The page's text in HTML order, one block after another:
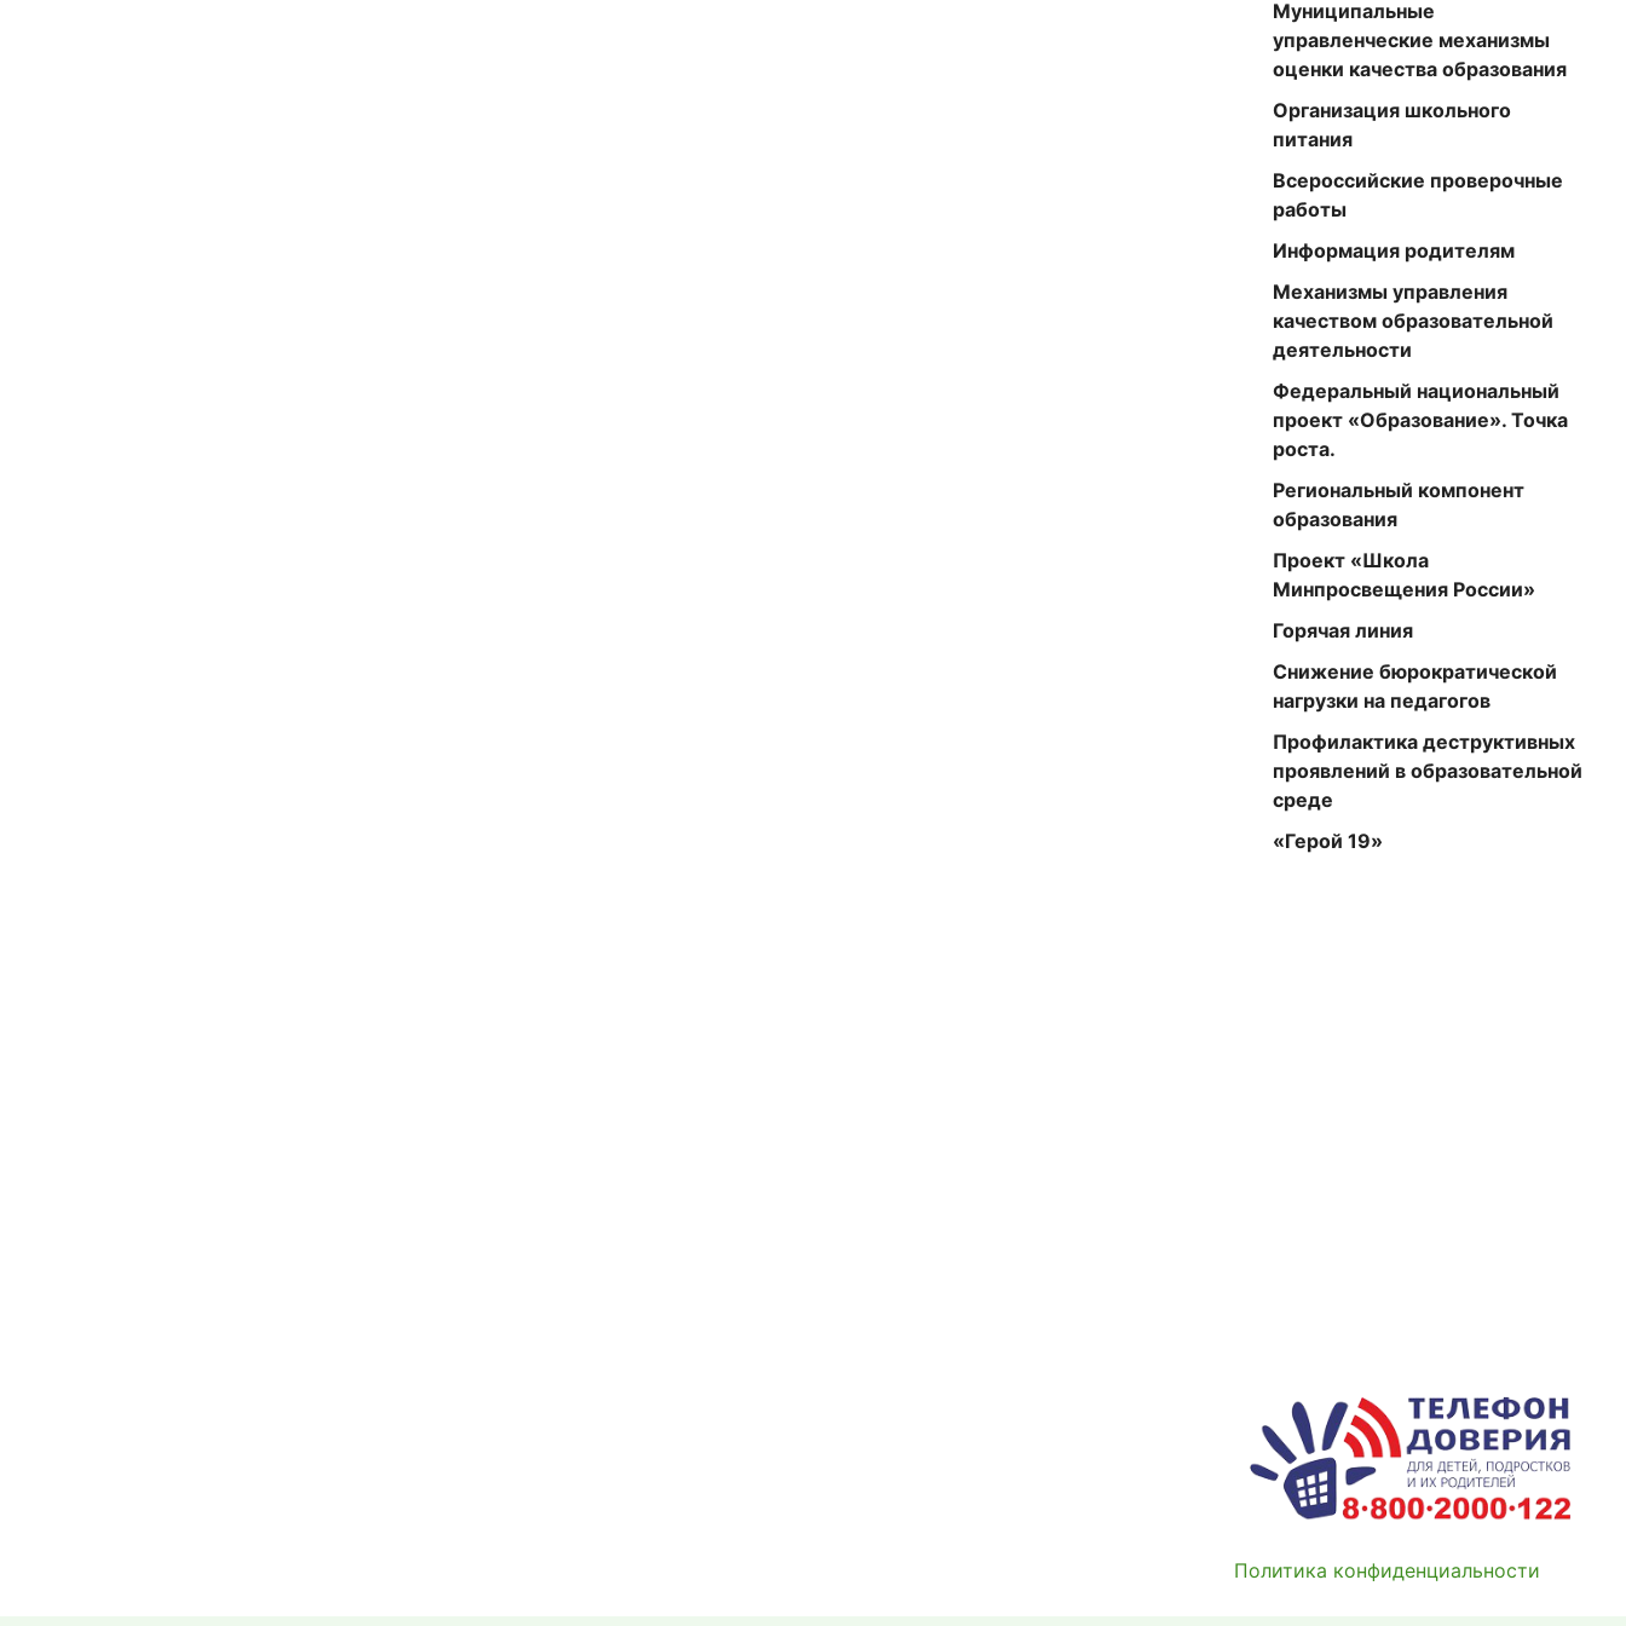
Муниципальные
управленческие механизмы
оценки качества образования
Организация школьного
питания
Всероссийские проверочные
работы
Информация родителям
Механизмы управления
качеством образовательной
деятельности
Федеральный национальный
проект «Образование». Точка
роста.
Региональный компонент
образования
Проект «Школа
Минпросвещения России»
Горячая линия
Снижение бюрократической
нагрузки на педагогов
Профилактика деструктивных
проявлений в образовательной
среде
«Герой 19»
Политика конфиденциальности